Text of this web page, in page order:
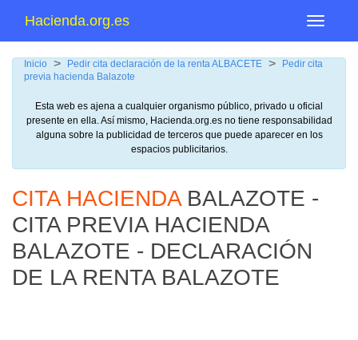
Menu
Hacienda.org.es
Inicio > Pedir cita declaración de la renta ALBACETE >
Pedir cita
previa hacienda Balazote
Esta web es ajena a cualquier organismo público, privado u oficial
presente en ella. Así mismo, Hacienda.org.es no tiene responsabilidad
alguna sobre la publicidad de terceros que puede aparecer en los
espacios publicitarios.
CITA HACIENDA BALAZOTE -
CITA PREVIA HACIENDA
BALAZOTE - DECLARACIÓN
DE LA RENTA BALAZOTE